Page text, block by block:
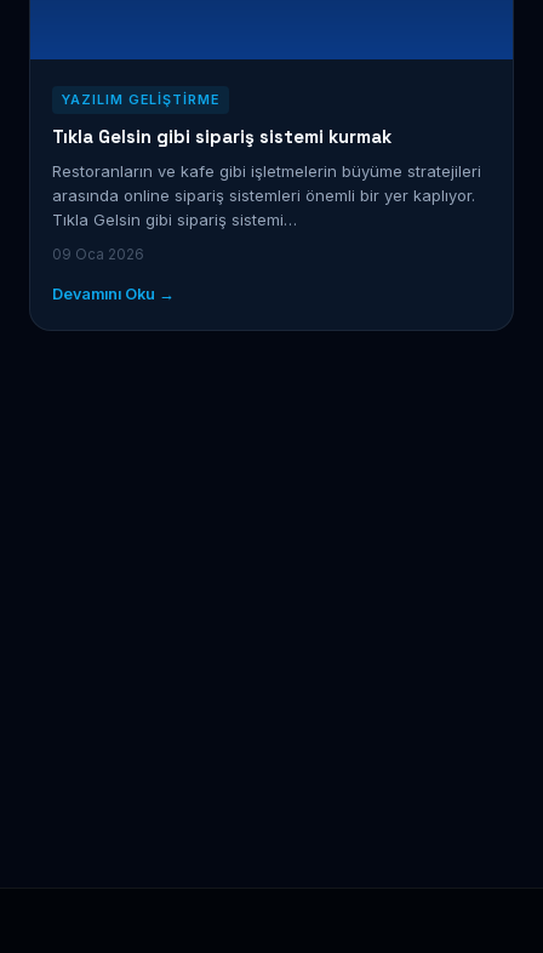
YAZILIM GELIŞTIRME
Tıkla Gelsin gibi sipariş sistemi kurmak
Restoranların ve kafe gibi işletmelerin büyüme stratejileri
arasında online sipariş sistemleri önemli bir yer kaplıyor.
Tıkla Gelsin gibi sipariş sistemi…
09 Oca 2026
Devamını Oku →